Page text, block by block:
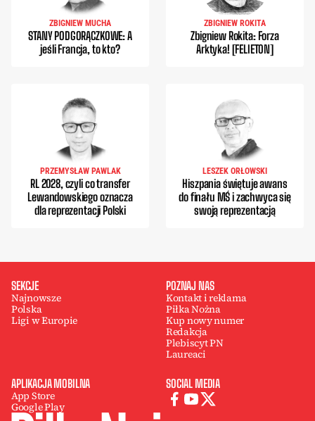
ZBIGNIEW MUCHA
STANY PODGORĄCZKOWE: A
jeśli Francja, to kto?
ZBIGNIEW ROKITA
Zbigniew Rokita: Forza
Arktyka! [FELIETON]
PRZEMYSŁAW PAWLAK
RL 2028, czyli co transfer
Lewandowskiego oznacza
dla reprezentacji Polski
LESZEK ORŁOWSKI
Hiszpania świętuje awans
do finału MŚ i zachwyca się
swoją reprezentacją
SEKCJE
Najnowsze
Polska
Ligi w Europie
POZNAJ NAS
Kontakt i reklama
Piłka Nożna
Kup nowy numer
Redakcja
Plebiscyt PN
Laureaci
APLIKACJA MOBILNA
App Store
Google Play
SOCIAL MEDIA